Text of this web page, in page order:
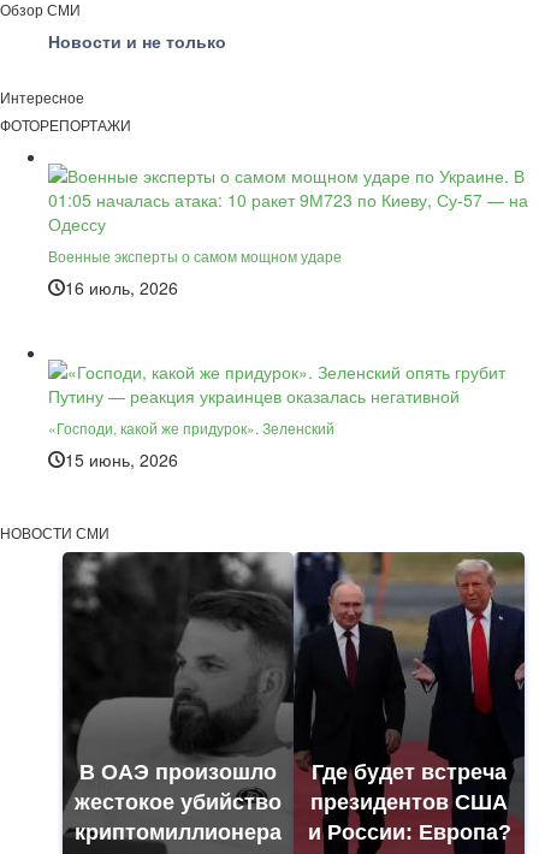
Обзор СМИ
Новости и не только
Интересное
ФОТОРЕПОРТАЖИ
Военные эксперты о самом мощном ударе
16 июль, 2026
«Господи, какой же придурок». Зеленский
15 июнь, 2026
НОВОСТИ СМИ
В ОАЭ произошло
жестокое убийство
криптомиллионера
Где будет встреча
президентов США
и России: Европа?